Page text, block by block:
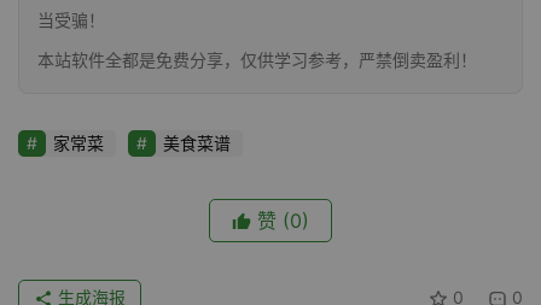
当受骗！
本站软件全都是免费分享，仅供学习参考，严禁倒卖盈利！
家常菜 美食菜谱
赞 (0)
0 0
生成海报